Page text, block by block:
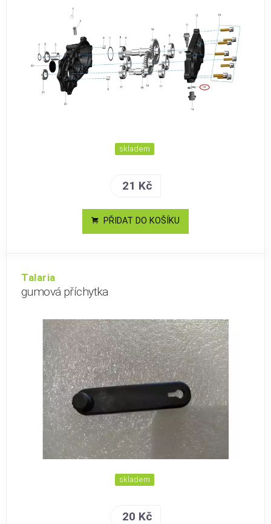
skladem
21 Kč
PŘIDAT DO KOŠÍKU
Talaria
gumová příchytka
skladem
20 Kč